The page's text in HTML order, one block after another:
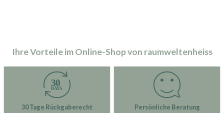
Ihre Vorteile im Online-Shop von raumweltenheiss
30 Tage Rückgaberecht Persönliche Beratung